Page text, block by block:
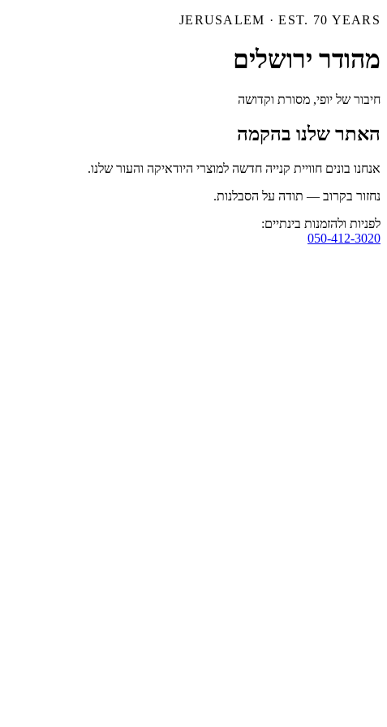
JERUSALEM · EST. 70 YEARS
מהודר ירושלים
חיבור של יופי, מסורת וקדושה
האתר שלנו בהקמה
אנחנו בונים חוויית קנייה חדשה למוצרי היודאיקה והעור שלנו.
נחזור בקרוב — תודה על הסבלנות.
לפניות ולהזמנות בינתיים:
050-412-3020